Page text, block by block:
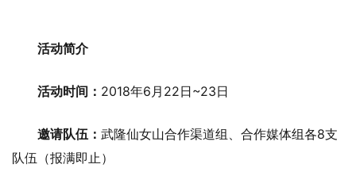
活动简介
活动时间： 2018年6月22日~23日
邀请队伍： 武隆仙女山合作渠道组、合作媒体组各8支
队伍（报满即止）